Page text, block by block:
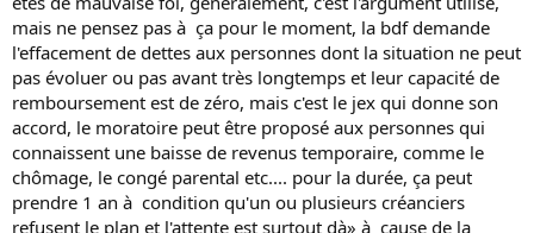
mais ne pensez pas à ça pour le moment, la bdf demande
l'effacement de dettes aux personnes dont la situation ne peut
pas évoluer ou pas avant très longtemps et leur capacité de
remboursement est de zéro, mais c'est le jex qui donne son
accord, le moratoire peut être proposé aux personnes qui
connaissent une baisse de revenus temporaire, comme le
chômage, le congé parental etc.... pour la durée, ça peut
prendre 1 an à condition qu'un ou plusieurs créanciers
refusent le plan et l'attente est surtout dà» à cause de la